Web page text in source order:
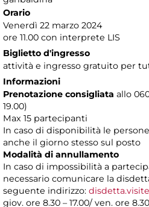
Orario
Venerdì 22 marzo 2024
ore 11.00 con interprete LIS
Biglietto d'ingresso
attività e ingresso gratuito per
Informazioni
Prenotazione consigliata allo
19.00)
Max 15 partecipanti
In caso di disponibilità le
anche il giorno stesso sul posto
Modalità di annullamento
In caso di impossibilità a
necessario comunicare la
seguente indirizzo:
giov. ore 8.30 – 17.00/ ven. ore